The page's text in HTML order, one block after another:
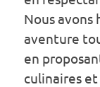
Nous
aventure
en
culinaires